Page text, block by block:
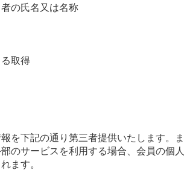
の氏名又は名称
取得
を下記の通り第三者提供いたします。
のサービスを利用する場合、会員の
ます。